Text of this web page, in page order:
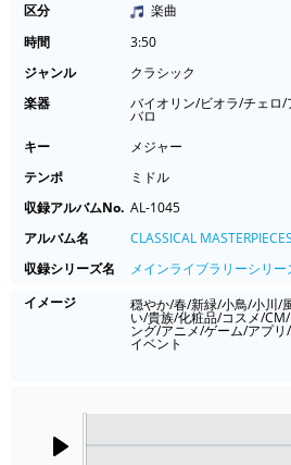
区分
楽曲
時間
3:50
ジャンル
クラシック
楽器
バイオリン/ビオラ/チェロ
バロ
キー
メジャー
テンポ
ミドル
収録アルバムNo. AL-1045
アルバム名
CLASSICAL
収録シリーズ名
メインライブラリーシリー
イメージ
穏やか/春/新緑/小鳥/小川/
い/貴族/化粧品/コスメ/
ング/アニメ/ゲーム/アプ
イベント